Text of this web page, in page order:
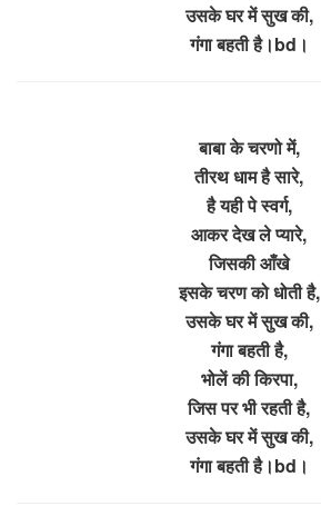
उसके घर में सुख की,
गंगा बहती है।bd।
बाबा के चरणो में,
तीरथ धाम है सारे,
है यही पे स्वर्ग,
आकर देख ले प्यारे,
जिसकी आँखे
इसके चरण को धोती है,
उसके घर में सुख की,
गंगा बहती है,
भोलें की किरपा,
जिस पर भी रहती है,
उसके घर में सुख की,
गंगा बहती है।bd।